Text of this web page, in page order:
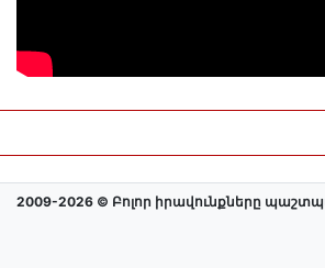
2009-2026 © Բոլոր իրավունքները